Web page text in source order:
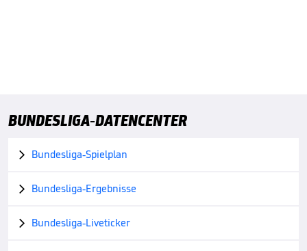
BUNDESLIGA-DATENCENTER
 Bundesliga-Spielplan
 Bundesliga-Ergebnisse
 Bundesliga-Liveticker